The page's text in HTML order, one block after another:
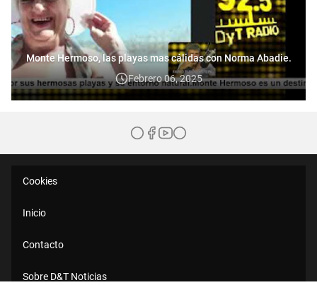
Monte Hermoso, las playas mas cálidas con Norma Abadie.
Febrero 06, 2025
Cookies
Inicio
Contacto
Sobre D&T Noticias